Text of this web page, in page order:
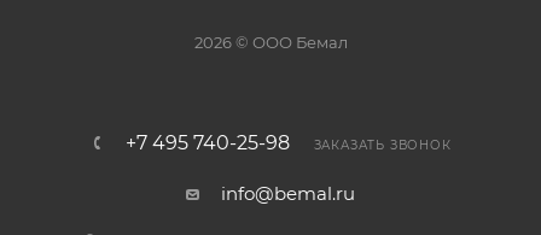
2026 © ООО Бемал
+7 495 740-25-98 ЗАКАЗАТЬ ЗВОНОК
info@bemal.ru